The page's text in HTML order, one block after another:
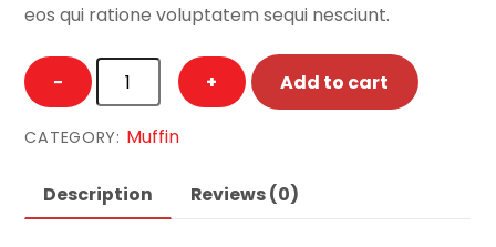
eos qui ratione voluptatem sequi nesciunt.
−
Choco
Mint
Muffin
+ Add to cart
CATEGORY: Muffin
Description Reviews (0)